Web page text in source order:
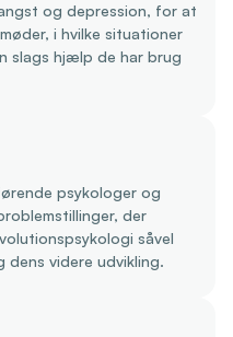
og depression, for at
i hvilke situationer
slags hjælp de har brug
psykologer og
der
såvel
videre udvikling.